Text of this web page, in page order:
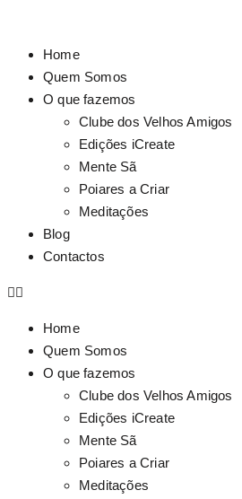
Home
Quem Somos
O que fazemos
Clube dos Velhos Amigos
Edições iCreate
Mente Sã
Poiares a Criar
Meditações
Blog
Contactos
Home
Quem Somos
O que fazemos
Clube dos Velhos Amigos
Edições iCreate
Mente Sã
Poiares a Criar
Meditações